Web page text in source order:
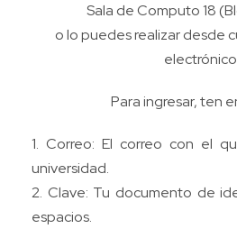
Sala de Computo 18
o lo puedes realizar desde
Para ingresar, ten
1. Correo: El correo con el
universidad.
2. Clave: Tu documento de
espacios.